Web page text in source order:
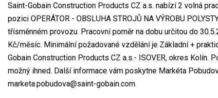
Saint-Gobain Construction Products CZ a.s. nabízí 2 volná
pozici OPERÁTOR - OBSLUHA STROJŮ NA VÝROBU
třísměnném provozu. Pracovní poměr na dobu určitou do
Kč/měsíc. Minimální požadované vzdělání je Základní +
Gobain Construction Products CZ a.s.- ISOVER, okres Kolín.
možný ihned. Další informace vám poskytne Markéta
marketa.pobudova@saint-gobain.com.